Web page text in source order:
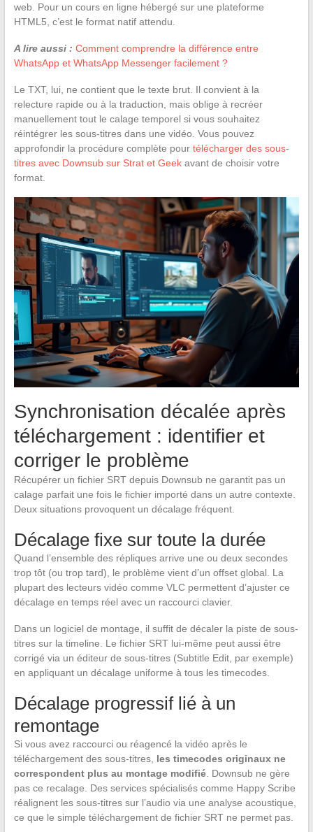
web. Pour un cours en ligne hébergé sur une plateforme
HTML5, c’est le format natif attendu.
A lire aussi : Comment comprendre la différence entre
WhatsApp et WhatsApp Messenger facilement ?
Le TXT, lui, ne contient que le texte brut. Il convient à la
relecture rapide ou à la traduction, mais oblige à recréer
manuellement tout le calage temporel si vous souhaitez
réintégrer les sous-titres dans une vidéo. Vous pouvez
approfondir la procédure complète pour télécharger des sous-
titres avec Downsub sur Strat et Geekavant de choisir votre
format.
Synchronisation décalée après
téléchargement : identifier et
corriger le problème
Récupérer un fichier SRT depuis Downsub ne garantit pas un
calage parfait une fois le fichier importé dans un autre contexte.
Deux situations provoquent un décalage fréquent.
Décalage fixe sur toute la durée
Quand l’ensemble des répliques arrive une ou deux secondes
trop tôt (ou trop tard), le problème vient d’un offset global. La
plupart des lecteurs vidéo comme VLC permettent d’ajuster ce
décalage en temps réel avec un raccourci clavier.
Dans un logiciel de montage, il suffit de décaler la piste de sous-
titres sur la timeline. Le fichier SRT lui-même peut aussi être
corrigé via un éditeur de sous-titres (Subtitle Edit, par exemple)
en appliquant un décalage uniforme à tous les timecodes.
Décalage progressif lié à un
remontage
Si vous avez raccourci ou réagencé la vidéo après le
téléchargement des sous-titres, les timecodes originaux ne
correspondent plus au montage modifié. Downsub ne gère
pas ce recalage. Des services spécialisés comme Happy Scribe
réalignent les sous-titres sur l’audio via une analyse acoustique,
ce que le simple téléchargement de fichier SRT ne permet pas.